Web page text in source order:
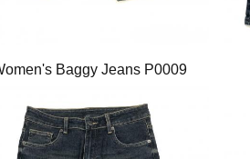
Baggy Jeans P0009